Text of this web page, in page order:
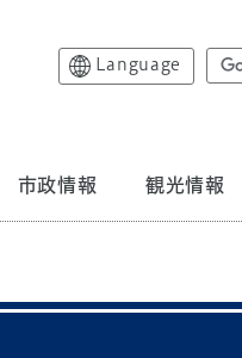
Language
市政情報 観光情報